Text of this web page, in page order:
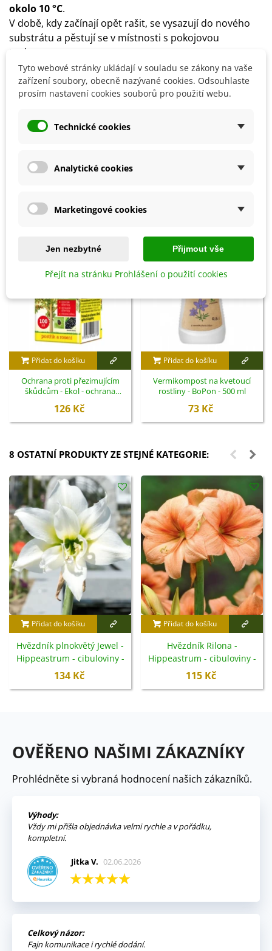
okolo 10 °C.
V době, kdy začínají opět rašit, se vysazují do nového
substrátu a pěstují se v místnosti s pokojovou
teplotou.
Pěstování je možné i venku na slunci, jen nesní noční
teplota klesnout pod 10 °C.
Rostlina se množí postranními cibulkami nebo semeny
Přidat do košíku
Ochrana proti přezimujícím
škůdcům - Ekol - ochrana
126 Kč
Přidat do košíku
Vermikompost na kvetoucí
rostliny - BoPon - 500 ml
73 Kč
8 OSTATNÍ PRODUKTY ZE STEJNÉ KATEGORIE:
Přidat do košíku
Hvězdník plnokvětý Jewel -
Hippeastrum - cibuloviny -
1 ks
134 Kč
Přidat do košíku
Hvězdník Rilona -
Hippeastrum - cibuloviny -
1 ks
115 Kč
OVĚŘENO NAŠIMI ZÁKAZNÍKY
Prohlédněte si vybraná hodnocení našich zákazníků.
Výhody:
Vždy mi přišla objednávka velmi rychle a v pořádku,
kompletní.
Jitka V. 02.06.2026
Celkový názor:
Fajn komunikace i rychlé dodání.
Tyto webové stránky ukládají v souladu se zákony na vaše
zařízení soubory, obecně nazývané cookies. Odsouhlaste
prosím nastavení cookies souborů pro použití webu.
Technické cookies
Analytické cookies
Marketingové cookies
Jen nezbytné Přijmout vše
Přejít na stránku Prohlášení o použití cookies